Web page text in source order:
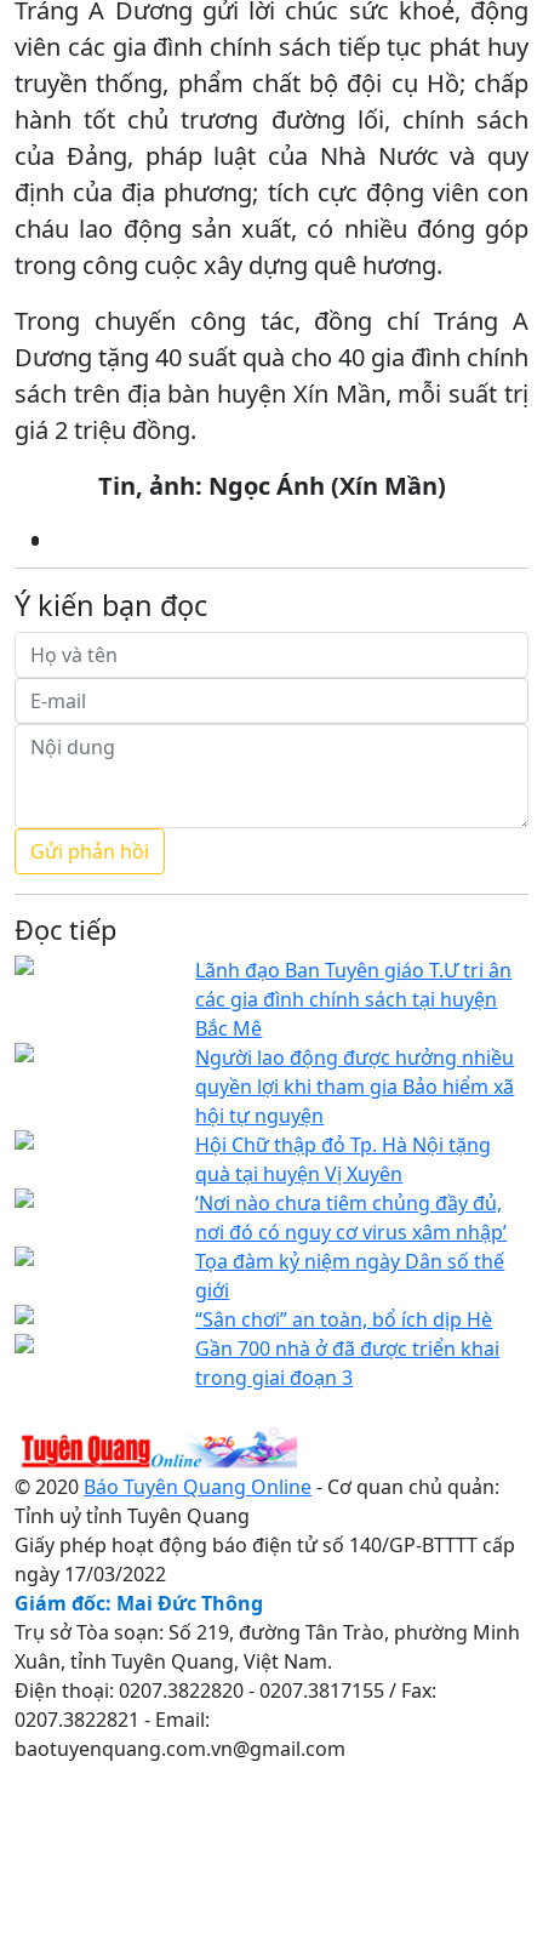
Tráng A Dương gửi lời chúc sức khoẻ, động
viên các gia đình chính sách tiếp tục phát huy
truyền thống, phẩm chất bộ đội cụ Hồ; chấp
hành tốt chủ trương đường lối, chính sách
của Đảng, pháp luật của Nhà Nước và quy
định của địa phương; tích cực động viên con
cháu lao động sản xuất, có nhiều đóng góp
trong công cuộc xây dựng quê hương.
Trong chuyến công tác, đồng chí Tráng A
Dương tặng 40 suất quà cho 40 gia đình chính
sách trên địa bàn huyện Xín Mần, mỗi suất trị
giá 2 triệu đồng.
Tin, ảnh: Ngọc Ánh (Xín Mần)
Ý kiến bạn đọc
Đọc tiếp
Lãnh đạo Ban Tuyên giáo T.Ư tri ân
các gia đình chính sách tại huyện
Bắc Mê
Người lao động được hưởng nhiều
quyền lợi khi tham gia Bảo hiểm xã
hội tự nguyện
Hội Chữ thập đỏ Tp. Hà Nội tặng
quà tại huyện Vị Xuyên
‘Nơi nào chưa tiêm chủng đầy đủ,
nơi đó có nguy cơ virus xâm nhập’
Tọa đàm kỷ niệm ngày Dân số thế
giới
“Sân chơi” an toàn, bổ ích dịp Hè
Gần 700 nhà ở đã được triển khai
trong giai đoạn 3
© 2020 Báo Tuyên Quang Online- Cơ quan chủ quản:
Tỉnh uỷ tỉnh Tuyên Quang
Giấy phép hoạt động báo điện tử số 140/GP-BTTTT cấp
ngày 17/03/2022
Giám đốc: Mai Đức Thông
Trụ sở Tòa soạn: Số 219, đường Tân Trào, phường Minh
Xuân, tỉnh Tuyên Quang, Việt Nam.
Điện thoại: 0207.3822820 - 0207.3817155 / Fax:
0207.3822821 - Email:
baotuyenquang.com.vn@gmail.com